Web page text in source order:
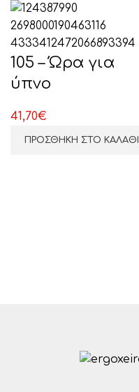
ΕΠΙΛΕΞΤΕ ΕΔΩ
105 – Ώρα για
ύπνο
41,70€
ΠΡΟΣΘΉΚΗ ΣΤΟ ΚΑΛΆΘΙ